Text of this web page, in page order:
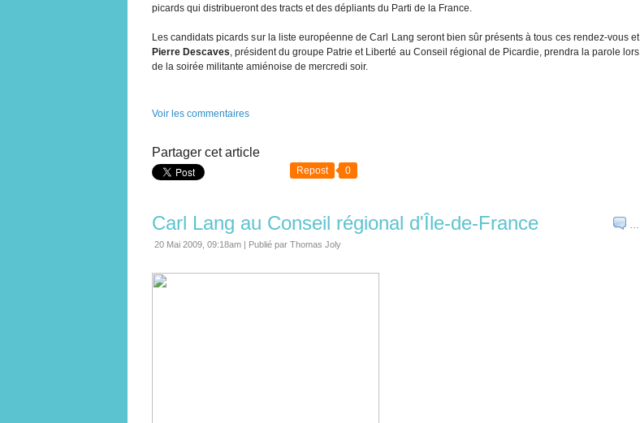
picards qui distribueront des tracts et des dépliants du Parti de la France.
Les candidats picards sur la liste européenne de Carl Lang seront bien sûr présents à tous ces rendez-vous et
Pierre Descaves, président du groupe Patrie et Liberté au Conseil régional de Picardie, prendra la parole lors
de la soirée militante amiénoise de mercredi soir.
Voir les commentaires
Partager cet article
Repost 0
…
Carl Lang au Conseil régional d'Île-de-France
20 Mai 2009, 09:18am | Publié par Thomas Joly